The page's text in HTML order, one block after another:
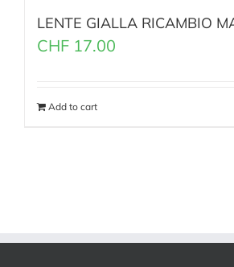
LENTE GIALLA RICAMBIO
CHF 17.00
Add to cart